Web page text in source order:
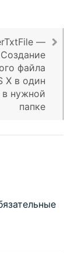
—
Создание
файла
X в один
в нужной
папке